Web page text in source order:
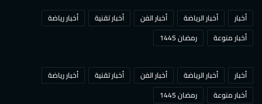
أخبار أخبار الرياضة أخبار الفن أخبار تقنية
أخبار رياضة
أخبار منوعة
رمضان 1445
أخبار أخبار الرياضة أخبار الفن أخبار تقنية
أخبار رياضة
أخبار منوعة
رمضان 1445